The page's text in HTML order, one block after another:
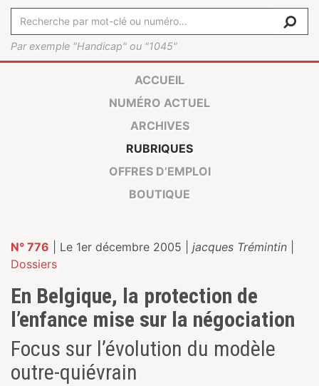
Par exemple "Handicap" ou "1045"
ACCUEIL
NUMÉRO ACTUEL
ARCHIVES
RUBRIQUES
OFFRES D’EMPLOI
BOUTIQUE
N° 776 | Le 1er décembre 2005 | jacques Trémintin
Dossiers
En Belgique, la protection de
l’enfance mise sur la négociation
Focus sur l’évolution du modèle
outre-quiévrain